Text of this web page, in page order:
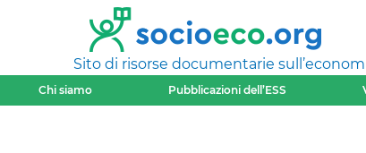
Sito di risorse documentarie
Chi siamo Pubblicazioni dell’ESS